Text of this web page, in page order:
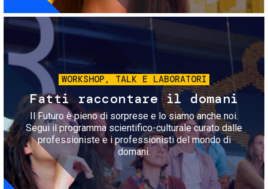
Immagine
WORKSHOP, TALK E LABORATORI
Fatti raccontare il domani
Il Futuro è pieno di sorprese e lo siamo anche noi.
Segui il programma scientifico-culturale curato dalle
professioniste e i professionisti del mondo di
domani.